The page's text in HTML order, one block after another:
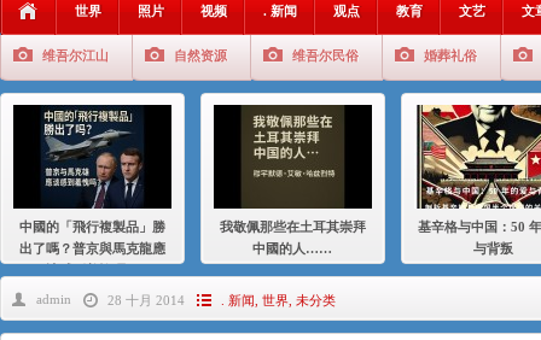
大一统情结使魏京生失去理智 / 伊利夏提
伊利夏提：在自责与内疚中的挣扎
伊利夏提：消失在集中营的红衣女孩
伊利夏提：维吾尔种族灭绝
世界 照片 视频 . 新闻 观点 教育 文艺 文
维吾尔江山 自然资源 维吾尔民俗 婚葬礼俗
中國的「飛行複製品」勝
出了嗎？普京與馬克龍應
我敬佩那些在土耳其崇拜
中國的人……
基辛格与中国：50
与背叛
admin 28 十月 2014 . 新闻 世界 未分类